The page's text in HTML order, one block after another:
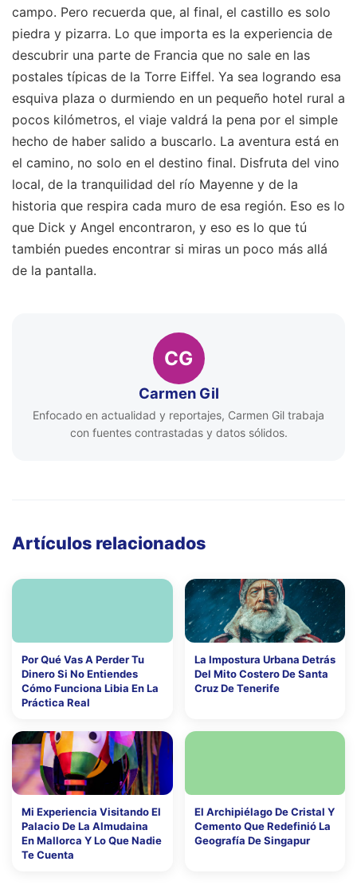
campo. Pero recuerda que, al final, el castillo es solo
piedra y pizarra. Lo que importa es la experiencia de
descubrir una parte de Francia que no sale en las
postales típicas de la Torre Eiffel. Ya sea logrando esa
esquiva plaza o durmiendo en un pequeño hotel rural a
pocos kilómetros, el viaje valdrá la pena por el simple
hecho de haber salido a buscarlo. La aventura está en
el camino, no solo en el destino final. Disfruta del vino
local, de la tranquilidad del río Mayenne y de la
historia que respira cada muro de esa región. Eso es lo
que Dick y Angel encontraron, y eso es lo que tú
también puedes encontrar si miras un poco más allá
de la pantalla.
CG
Carmen Gil
Enfocado en actualidad y reportajes, Carmen Gil trabaja
con fuentes contrastadas y datos sólidos.
Artículos relacionados
Por Qué Vas A Perder Tu
Dinero Si No Entiendes
Cómo Funciona Libia En La
Práctica Real
La Impostura Urbana Detrás
Del Mito Costero De Santa
Cruz De Tenerife
Mi Experiencia Visitando El
Palacio De La Almudaina
En Mallorca Y Lo Que Nadie
Te Cuenta
El Archipiélago De Cristal Y
Cemento Que Redefinió La
Geografía De Singapur